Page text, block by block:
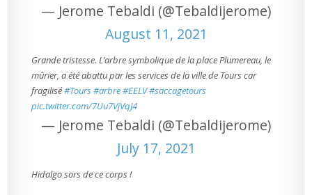
— Jerome Tebaldi (@Tebaldijerome)
August 11, 2021
Grande tristesse. L’arbre symbolique de la place Plumereau, le
mûrier, a été abattu par les services de la ville de Tours car
fragilisé#Tours#arbre#EELV#saccagetours
pic.twitter.com/7Uu7VjVqJ4
— Jerome Tebaldi (@Tebaldijerome)
July 17, 2021
Hidalgo sors de ce corps !